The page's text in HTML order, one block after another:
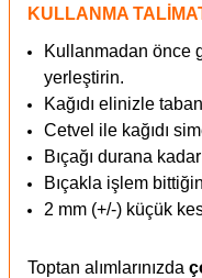
KULLANMA
Kullanmadan önce
yerleştirin.
Kağıdı elinizle
Cetvel ile kağıdı
Bıçağı durana kadar
Bıçakla işlem
2 mm (+/-) küçük
Toptan alımlarınızda